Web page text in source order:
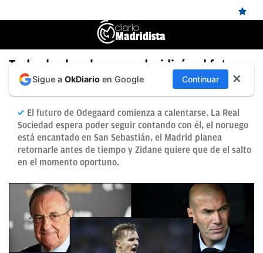
ÚLTIMAS
NOTICIAS
MADRID
BALONCESTO
FICHAJES
DIRECTO
FEMENINO
Todos los hombres que decidirán el futuro
de Odegaard
El futuro de Odegaard comienza a calentarse. La Real
Sociedad espera poder seguir contando con él, el noruego
está encantado en San Sebastián, el Madrid planea
retornarle antes de tiempo y Zidane quiere que de el salto
en el momento oportuno.
Sigue a OkDiario en Google Continuar ✕